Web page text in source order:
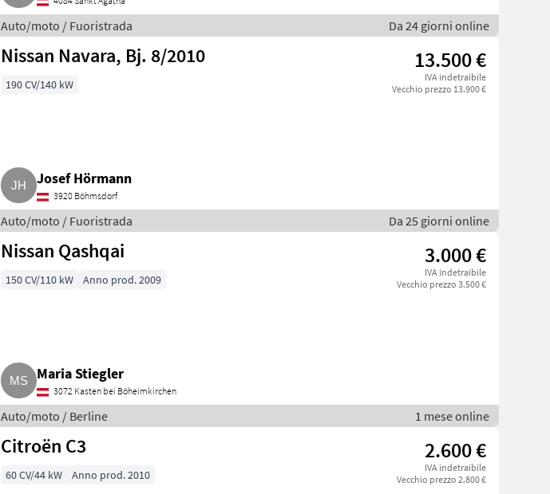
Auto/moto / Fuoristrada Da 24 giorni online
Nissan Navara, Bj. 8/2010 13.500 €
IVA indetraibile
Vecchio prezzo 13.900 €
190 CV/140 kW
Josef Hörmann
3920 Böhmsdorf
Auto/moto / Fuoristrada Da 25 giorni online
Nissan Qashqai 3.000 €
IVA indetraibile
Vecchio prezzo 3.500 €
150 CV/110 kW Anno prod. 2009
Maria Stiegler
3072 Kasten bei Böheimkirchen
Auto/moto / Berline 1 mese online
Citroën C3 2.600 €
IVA indetraibile
Vecchio prezzo 2.800 €
60 CV/44 kW Anno prod. 2010